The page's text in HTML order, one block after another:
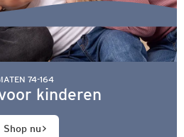
74-164
kinderen
Shop nu